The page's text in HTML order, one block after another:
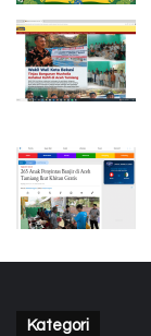
Kategori